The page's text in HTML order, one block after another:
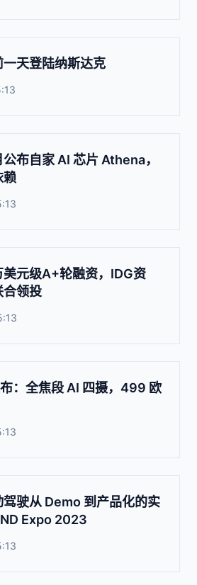
天登陆纳斯达克
布自家 AI 芯片 Athena，
赖
元级A+轮融资，IDG资
合领投
：全焦段 AI 四摄，499 欧
驾驶从 Demo 到产品化的实
Expo 2023